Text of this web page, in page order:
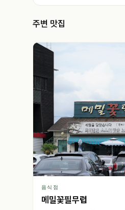
주변 맛집
음식점
메밀꽃필무렵